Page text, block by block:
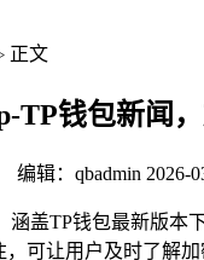
正文
TP钱包新闻
编辑：qbadmin 2026-
涵盖TP钱包最新版本
可让用户及时了解